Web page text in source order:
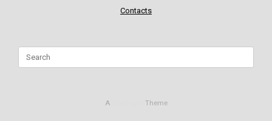
Contacts
for:
A Theme